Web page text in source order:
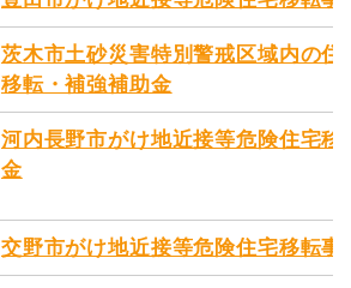
茨木市土砂災害特別警戒区域内の住
移転・補強補助金
河内長野市がけ地近接等危険住宅移
金
交野市がけ地近接等危険住宅移転事